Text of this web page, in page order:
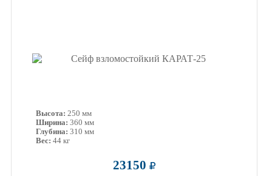
Высота: 250 мм
Ширина: 360 мм
Глубина: 310 мм
Вес: 44 кг
23150